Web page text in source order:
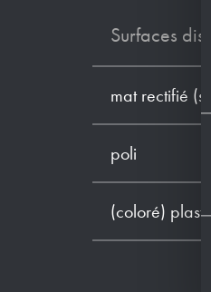
Surfaces
mat rectifié
poli
(coloré)